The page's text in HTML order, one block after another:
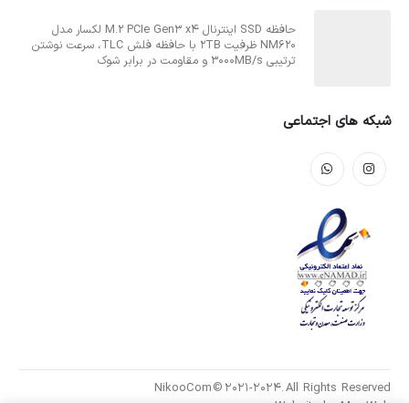
حافظه SSD اینترنال M.2 PCIe Gen3 x4 لکسار مدل
NM620 ظرفیت 2TB با حافظه فلش TLC، سرعت نوشتن
ترتیبی 3000MB/s و مقاومت در برابر شوک
شبکه های اجتماعی
NikooCom © 2021-2024. All Rights Reserved